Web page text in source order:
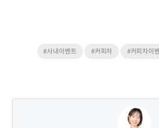
#사내이벤트 #커피차 #커피차이